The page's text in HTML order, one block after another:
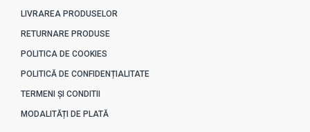
LIVRAREA PRODUSELOR
RETURNARE PRODUSE
POLITICA DE COOKIES
POLITICĂ DE CONFIDENȚIALITATE
TERMENI ȘI CONDITII
MODALITĂȚI DE PLATĂ